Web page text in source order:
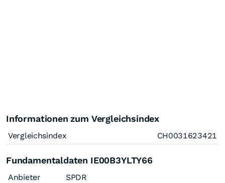
Informationen zum Vergleichsindex
Vergleichsindex CH0031623421
Fundamentaldaten IE00B3YLTY66
Anbieter
SPDR